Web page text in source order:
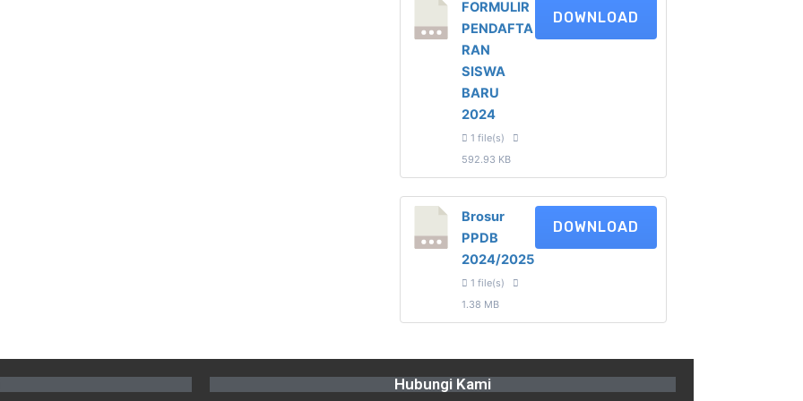
FORMULIR
PENDAFTA
RAN
SISWA
BARU
2024
1 file(s)
592.93 KB
DOWNLOAD
Brosur
PPDB
2024/2025
1 file(s)
1.38 MB
DOWNLOAD
Hubungi Kami